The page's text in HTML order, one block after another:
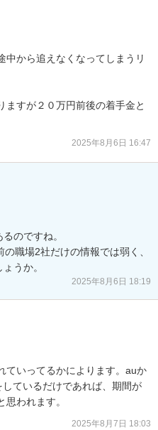
中から追えなくなってしまうリ
ますが２０万円前後の着手金と
2025年8月6日 16:47
のですね。
職場2社だけの情報では弱く、
2025年8月6日 18:19
ていってるかによります。auか
ているだけであれば、期間が
われます。
2025年8月7日 18:03